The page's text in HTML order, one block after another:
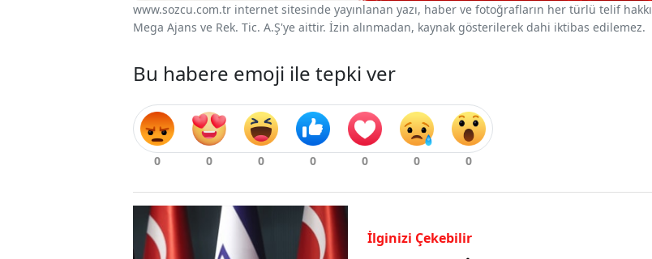
www.sozcu.com.tr internet sitesinde yayınlanan yazı, haber ve fotoğrafların her türlü telif hakkı
Mega Ajans ve Rek. Tic. A.Ş'ye aittir. İzin alınmadan, kaynak gösterilerek dahi iktibas edilemez.
Bu habere emoji ile tepki ver
İlginizi Çekebilir